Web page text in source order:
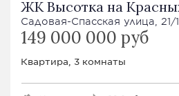
ЖК Высотка на
Садовая-Спасская улица, 21/1
149 000 000 руб
Квартира, 3 комнаты